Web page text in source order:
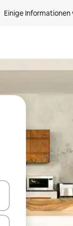
Einige
Pfeiltasten nach